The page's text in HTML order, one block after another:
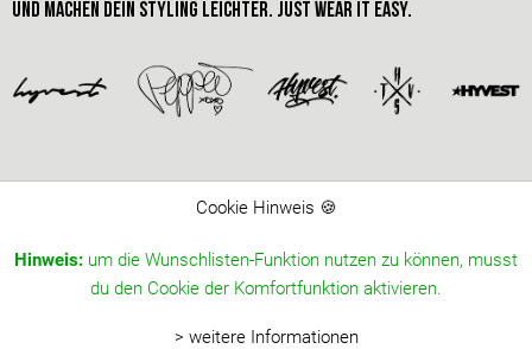
und machen dein STYLING leichter. just wear it easy.
Cookie Hinweis 🍪
Hinweis: um die Wunschlisten-Funktion nutzen zu können, musst
du den Cookie der Komfortfunktion aktivieren.
> weitere Informationen